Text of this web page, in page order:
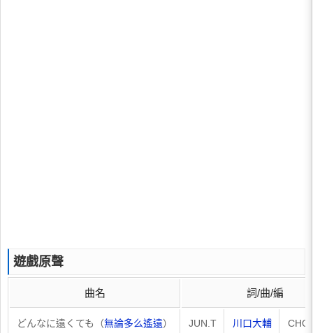
遊戲原聲
曲名 詞/曲/編
どんなに遠くても（無論多么遙遠） JUN.T 川口大輔